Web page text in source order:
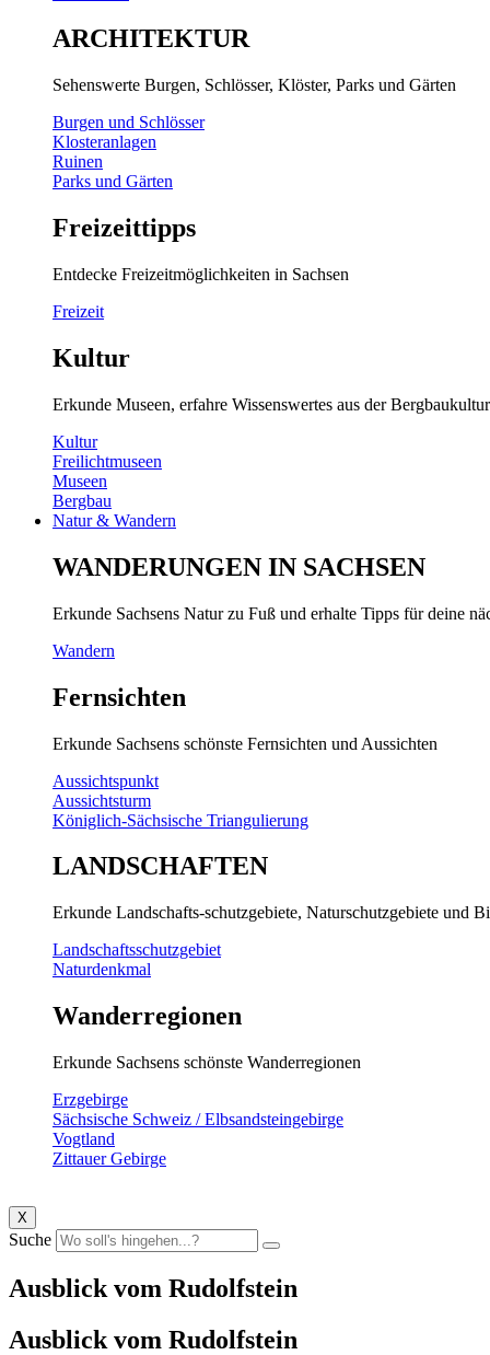
ARCHITEKTUR
Sehenswerte Burgen, Schlösser, Klöster, Parks und Gärten
Burgen und Schlösser
Klosteranlagen
Ruinen
Parks und Gärten
Freizeittipps
Entdecke Freizeitmöglichkeiten in Sachsen
Freizeit
Kultur
Erkunde Museen, erfahre Wissenswertes aus der
Kultur
Freilichtmuseen
Museen
Bergbau
Natur & Wandern
WANDERUNGEN IN SACHSEN
Erkunde Sachsens Natur zu Fuß und erhalte Tipps für deine
Wandern
Fernsichten
Erkunde Sachsens schönste Fernsichten und Aussichten
Aussichtspunkt
Aussichtsturm
Königlich-Sächsische Triangulierung
LANDSCHAFTEN
Erkunde Landschafts-schutzgebiete, Naturschutzgebiete und
Landschaftsschutzgebiet
Naturdenkmal
Wanderregionen
Erkunde Sachsens schönste Wanderregionen
Erzgebirge
Sächsische Schweiz / Elbsandsteingebirge
Vogtland
Zittauer Gebirge
X
Suche
Ausblick vom Rudolfstein
Ausblick vom Rudolfstein